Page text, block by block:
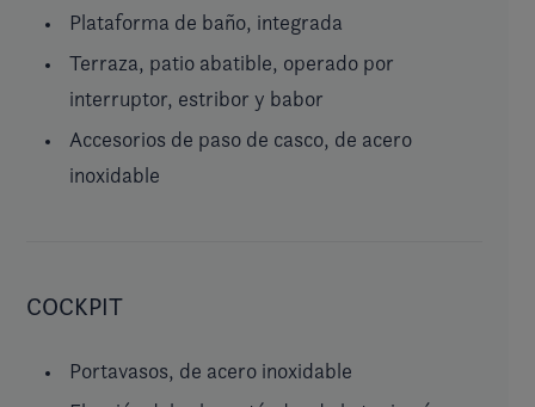
Plataforma de baño, integrada
Terraza, patio abatible, operado por
interruptor, estribor y babor
Accesorios de paso de casco, de acero
inoxidable
COCKPIT
Portavasos, de acero inoxidable